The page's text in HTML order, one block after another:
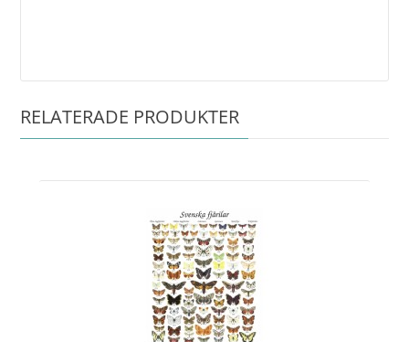
RELATERADE PRODUKTER